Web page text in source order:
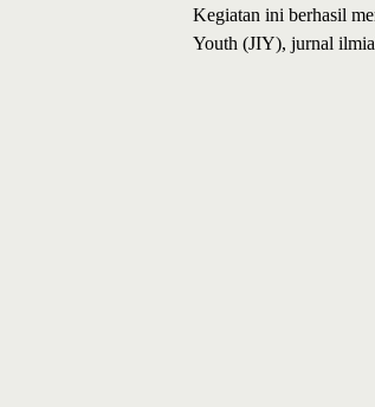
Kegiatan ini berhasil
Youth (JIY), jurnal